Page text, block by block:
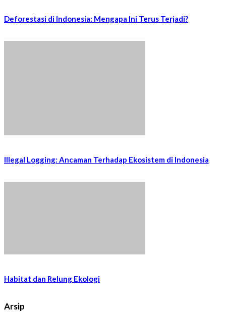
Deforestasi di Indonesia: Mengapa Ini Terus Terjadi?
Illegal Logging: Ancaman Terhadap Ekosistem di Indonesia
Habitat dan Relung Ekologi
Arsip